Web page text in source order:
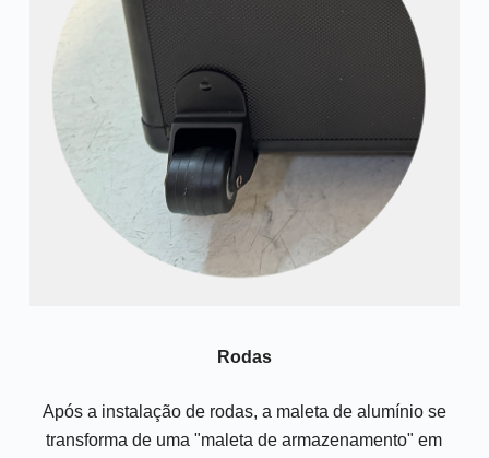
Rodas
Após a instalação de rodas, a maleta de alumínio se
transforma de uma "maleta de armazenamento" em